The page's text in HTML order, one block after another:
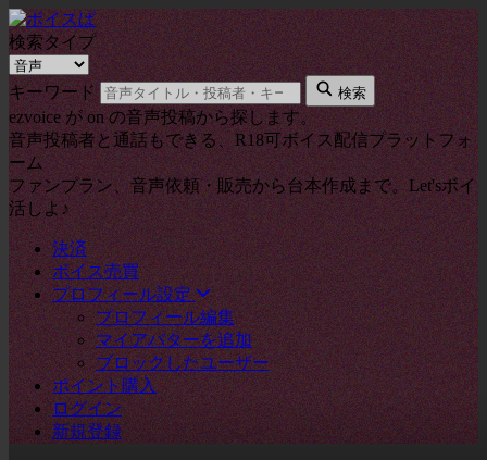
検索タイプ
キーワード 検索
ezvoice が on の音声投稿から探します。
音声投稿者と通話もできる、R18可ボイス配信プラットフォ
ーム
ファンプラン、音声依頼・販売から台本作成まで。Let'sボイ
活しよ♪
決済
ボイス売買
プロフィール設定
プロフィール編集
マイアバターを追加
ブロックしたユーザー
ポイント購入
ログイン
新規登録